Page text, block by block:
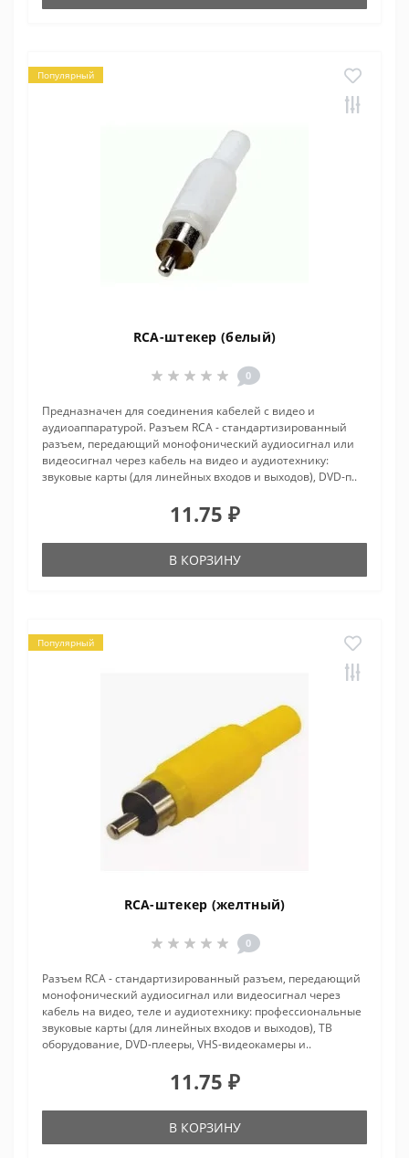
Популярный
RCA-штекер (белый)
0
Предназначен для соединения кабелей с видео и
аудиоаппаратурой. Разъем RCA - стандартизированный
разъем, передающий монофонический аудиосигнал или
видеосигнал через кабель на видео и аудиотехнику:
звуковые карты (для линейных входов и выходов), DVD-п..
11.75 ₽
В КОРЗИНУ
Популярный
RCA-штекер (желтный)
0
Разъем RCA - стандартизированный разъем, передающий
монофонический аудиосигнал или видеосигнал через
кабель на видео, теле и аудиотехнику: профессиональные
звуковые карты (для линейных входов и выходов), ТВ
оборудование, DVD-плееры, VHS-видеокамеры и..
11.75 ₽
В КОРЗИНУ